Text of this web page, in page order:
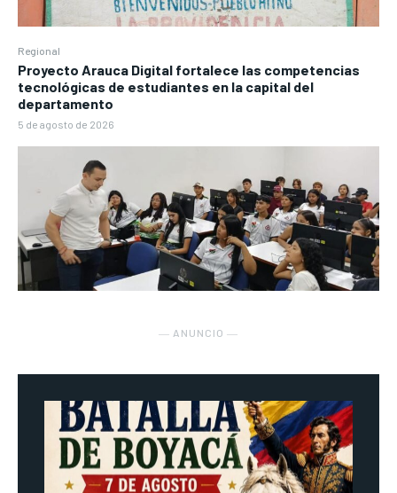
Regional
Proyecto Arauca Digital fortalece las competencias
tecnológicas de estudiantes en la capital del
departamento
5 de agosto de 2026
― ANUNCIO ―